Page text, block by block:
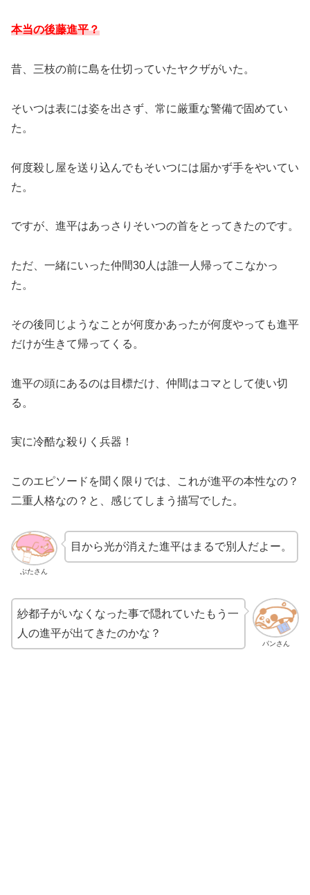
本当の後藤進平？
昔、三枝の前に島を仕切っていたヤクザがいた。
そいつは表には姿を出さず、常に厳重な警備で固めてい
た。
何度殺し屋を送り込んでもそいつには届かず手をやいてい
た。
ですが、進平はあっさりそいつの首をとってきたのです。
ただ、一緒にいった仲間30人は誰一人帰ってこなかっ
た。
その後同じようなことが何度かあったが何度やっても進平
だけが生きて帰ってくる。
進平の頭にあるのは目標だけ、仲間はコマとして使い切
る。
実に冷酷な殺りく兵器！
このエピソードを聞く限りでは、これが進平の本性なの？
二重人格なの？と、感じてしまう描写でした。
ぶたさん
目から光が消えた進平はまるで別人だよー。
パンさん
紗都子がいなくなった事で隠れていたもう一
人の進平が出てきたのかな？